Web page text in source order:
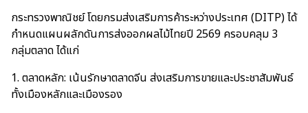
กระทรวงพาณิชย์ โดยกรมส่งเสริมการค้าระหว่างประเทศ (DITP) ได้
กำหนดแผนผลักดันการส่งออกผลไม้ไทยปี 2569 ครอบคลุม 3
กลุ่มตลาด ได้แก่
1. ตลาดหลัก: เน้นรักษาตลาดจีน ส่งเสริมการขายและประชาสัมพันธ์
ทั้งเมืองหลักและเมืองรอง